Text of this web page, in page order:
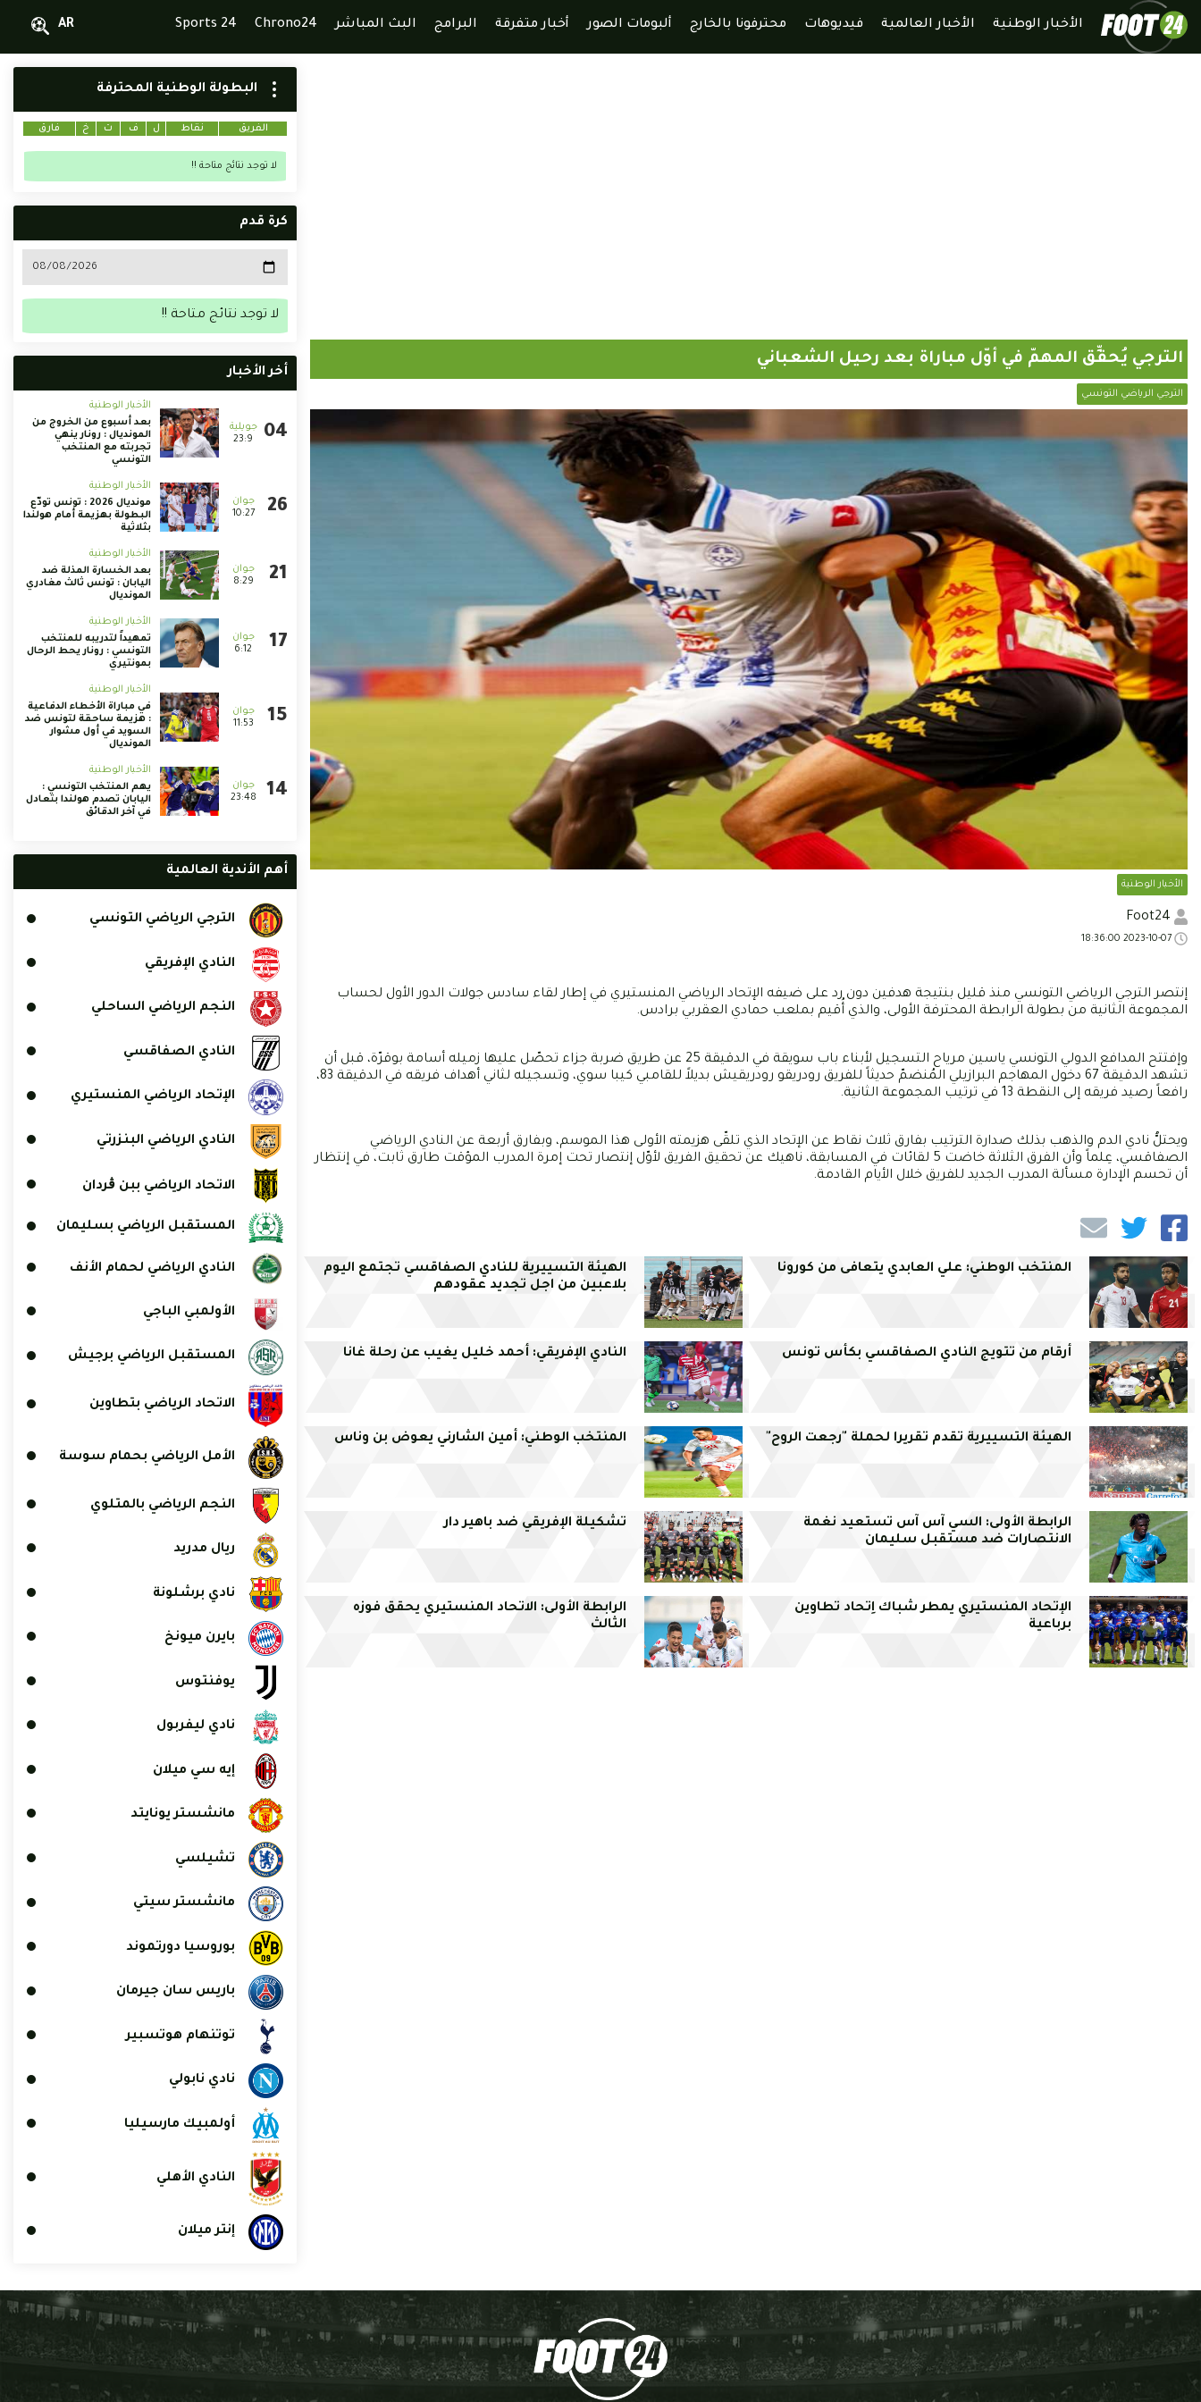
الأخبار الوطنية الأخبار العالمية فيديوهات محترفونا بالخارج ألبومات الصور أخبار متفرقة البرامج البث المباشر Chrono24
Sports 24
AR
الترجي يُحقِّق المهمّ في أوّل مباراة بعد رحيل الشعباني
الترجي الرياضي التونسي
الأخبار الوطنية
إنتصر الترجي الرياضي التونسي منذ قليل بنتيجة هدفين دون رد على ضيفه الإتحاد الرياضي المنستيري في إطار لقاء سادس جولات الدور الأول لحساب
المجموعة الثانية من بطولة الرابطة المحترفة الأولى، والذي أُقيم بملعب حمادي العقربي برادس.
وإفتتح المدافع الدولي التونسي ياسين مرياح التسجيل لأبناء باب سويقة في الدقيقة 25 عن طريق ضربة جزاء تحصّل عليها زميله أسامة بوقرّة، قبل أن
تشهد الدقيقة 67 دخول المهاجم البرازيلي المُنضمّ حديثاً للفريق رودريقو رودريقيش بديلاً للقامبي كيبا سوي، وتسجيله لثاني أهداف فريقه في الدقيقة 83،
رافعاً رصيد فريقه إلى النقطة 13 في ترتيب المجموعة الثانية.
ويحتلُّ نادي الدم والذهب بذلك صدارة الترتيب بفارق ثلاث نقاط عن الإتحاد الذي تلقّى هزيمته الأولى هذا الموسم، وبفارق أربعة عن النادي الرياضي
الصفاقسي، عِلماً وأن الفرق الثلاثة خاضت 5 لقائات في المسابقة، ناهيك عن تحقيق الفريق لأوّل إنتصار تحت إمرة المدرب المؤقت طارق ثابت، في إنتظار
أن تحسم الإدارة مسألة المدرب الجديد للفريق خلال الأيام القادمة.
المنتخب الوطني: علي العابدي يتعافى من كورونا
الهيئة التسييرية للنادي الصفاقسي تجتمع اليوم
بلاعبين من اجل تجديد عقودهم
أرقام من تتويج النادي الصفاقسي بكأس تونس النادي الإفريقي: أحمد خليل يغيب عن رحلة غانا
الهيئة التسييرية تقدم تقريرا لحملة "رجعت الروح" المنتخب الوطني: أمين الشارني يعوض بن وناس
الرابطة الأولى: السي آس آس تستعيد نغمة
الانتصارات ضد مستقبل سليمان
تشكيلة الإفريقي ضد باهير دار
الإتحاد المنستيري يمطر شباك اِتحاد تطاوين
برباعية
الرابطة الأولى: الاتحاد المنستيري يحقق فوزه
الثالث
البطولة الوطنية المحترفة
الفريق نقاط ل ف ت خ فارق
لا توجد نتائج متاحة !!
كرة قدم
لا توجد نتائج متاحة !!
أخر الأخبار
23:9
الأخبار الوطنية
بعد أسبوع من الخروج من
المونديال : رونار ينهي
تجربته مع المنتخب
التونسي
10:27
الأخبار الوطنية
مونديال 2026 : تونس تودّع
البطولة بهزيمة أمام هولندا
بثلاثية
8:29
الأخبار الوطنية
بعد الخسارة المذلة ضد
اليابان : تونس ثالث مغادري
المونديال
6:12
الأخبار الوطنية
تمهيداً لتدريبه للمنتخب
التونسي : رونار يحط الرحال
بمونتيري
11:53
الأخبار الوطنية
في مباراة الأخطاء الدفاعية
: هزيمة ساحقة لتونس ضد
السويد في أول مشوار
المونديال
23:48
الأخبار الوطنية
يهم المنتخب التونسي :
اليابان تصدم هولندا بتعادل
في آخر الدقائق
أهم الأندية العالمية
الترجي الرياضي التونسي
النادي الإفريقي
النجم الرياضي الساحلي
النادي الصفاقسي
الإتحاد الرياضي المنستيري
النادي الرياضي البنزرتي
الاتحاد الرياضي ببن ڨردان
المستقبل الرياضي بسليمان
النادي الرياضي لحمام الأنف
الأولمبي الباجي
المستقبل الرياضي برجيش
الاتحاد الرياضي بتطاوين
الأمل الرياضي بحمام سوسة
النجم الرياضي بالمتلوي
ريال مدريد
نادي برشلونة
بايرن ميونخ
يوفنتوس
نادي ليفربول
إيه سي ميلان
مانشستر يونايتد
تشيلسي
مانشستر سيتي
بوروسيا دورتموند
باريس سان جيرمان
توتنهام هوتسبير
نادي نابولي
أولمبيك مارسيليا
النادي الأهلي
إنتر ميلان